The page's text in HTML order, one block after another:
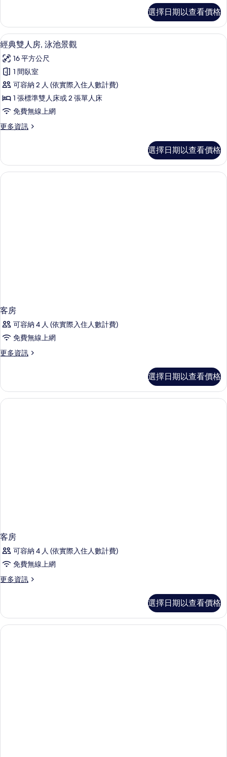
所
有
相
片
四
人
房,
景
的
情
選擇日期以查看價格
顯
示
經
典
雙
人
房,
泳
景
觀
客房內保險箱、書桌、免費無線上網、
4
經典雙人房, 泳池景觀
16 平方公尺
1 間臥室
可容納 2 人 (依實際入住人數計費)
1 張標準雙人床或 2 張單人床
免費無線上網
更多資訊
更
雙
人
房,
選擇日期以查看價格
客房
可容納 4 人 (依實際入住人數計費)
免費無線上網
更多資訊
更
的
詳
情
選擇日期以查看價格
客房
可容納 4 人 (依實際入住人數計費)
免費無線上網
更多資訊
更
的
詳
情
選擇日期以查看價格